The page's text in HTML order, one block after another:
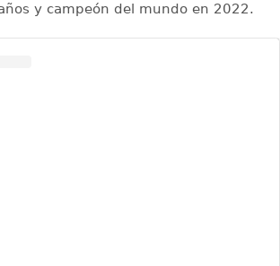
y campeón del mundo en 2022.